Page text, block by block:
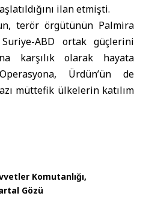
ilan etmişti.
terör örgütünün Palmira
Suriye-ABD ortak güçlerini
karşılık olarak hayata
Ürdün’ün de
müttefik ülkelerin katılım
Komutanlığı
Gözü